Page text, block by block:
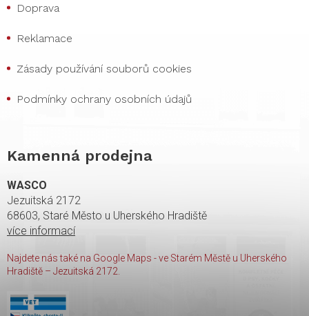
Doprava
Reklamace
Zásady používání souborů cookies
Podmínky ochrany osobních údajů
Kamenná prodejna
WASCO
Jezuitská 2172
68603, Staré Město u Uherského Hradiště
více informací
Najdete nás také na Google Maps - ve Starém Městě u Uherského
Hradiště – Jezuitská 2172.